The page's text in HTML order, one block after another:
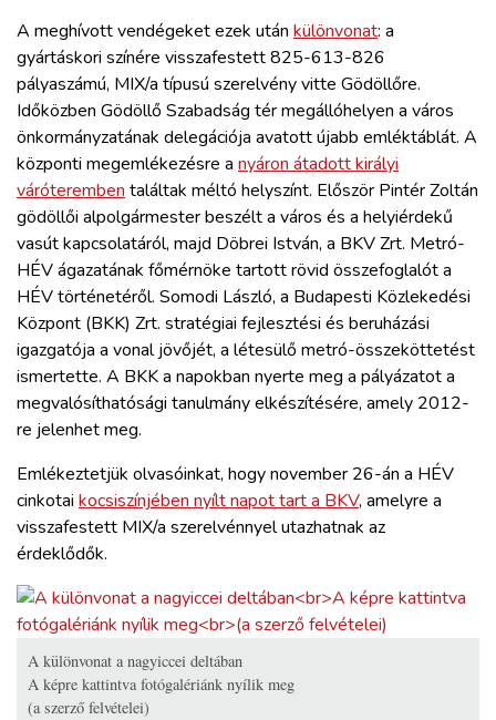
BELÉPÉS
REGISZTRÁCIÓ
A meghívott vendégeket ezek után különvonat: a
gyártáskori színére visszafestett 825-613-826
pályaszámú, MIX/a típusú szerelvény vitte Gödöllőre.
Időközben Gödöllő Szabadság tér megállóhelyen a város
önkormányzatának delegációja avatott újabb emléktáblát. A
központi megemlékezésre a nyáron átadott királyi
váróteremben találtak méltó helyszínt. Először Pintér Zoltán
gödöllői alpolgármester beszélt a város és a helyiérdekű
vasút kapcsolatáról, majd Döbrei István, a BKV Zrt. Metró-
HÉV ágazatának főmérnöke tartott rövid összefoglalót a
HÉV történetéről. Somodi László, a Budapesti Közlekedési
Központ (BKK) Zrt. stratégiai fejlesztési és beruházási
igazgatója a vonal jövőjét, a létesülő metró-összeköttetést
ismertette. A BKK a napokban nyerte meg a pályázatot a
megvalósíthatósági tanulmány elkészítésére, amely 2012-
re jelenhet meg.
Emlékeztetjük olvasóinkat, hogy november 26-án a HÉV
cinkotai kocsiszínjében nyílt napot tart a BKV, amelyre a
visszafestett MIX/a szerelvénnyel utazhatnak az
érdeklődők.
A különvonat a nagyiccei deltában
A képre kattintva fotógalériánk nyílik meg
(a szerző felvételei)